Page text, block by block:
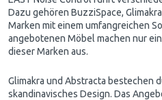
Dazu gehören BuzziSpace,
Marken mit einem umfangreichen
angebotenen Möbel machen nur
dieser Marken aus.
Glimakra und Abstracta bestechen
skandinavisches Design. Das